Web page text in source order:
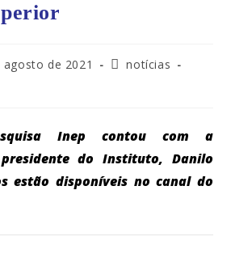
agosto de 2021
notícias
Inep contou com a
do Instituto, Danilo
estão disponíveis no canal do